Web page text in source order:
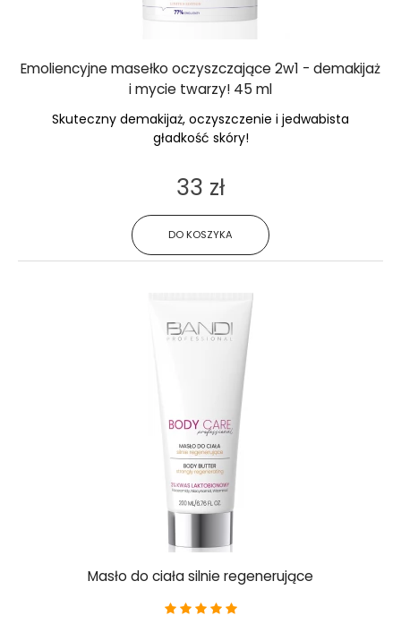
Emoliencyjne masełko oczyszczające 2w1 - demakijaż
i mycie twarzy! 45 ml
Skuteczny demakijaż, oczyszczenie i jedwabista
gładkość skóry!
DO KOSZYKA
33 zł
Masło do ciała silnie regenerujące